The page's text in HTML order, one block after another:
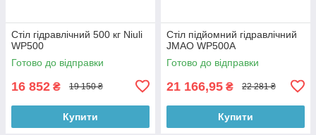
Стіл гідравлічний 500 кг Niuli
WP500
Готово до відправки
16 852 ₴ 19 150 ₴
Купити
Стіл підйомний гідравлічний
JMAO WP500A
Готово до відправки
21 166,95 ₴ 22 281 ₴
Купити